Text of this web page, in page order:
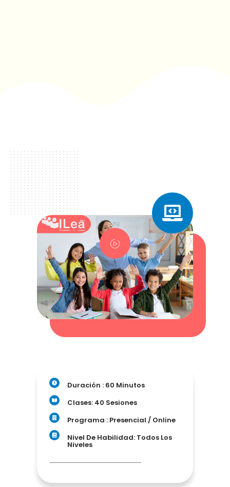
Duración : 60 Minutos
Clases: 40 Sesiones
Programa : Presencial / Online
Nivel De Habilidad: Todos Los
Niveles